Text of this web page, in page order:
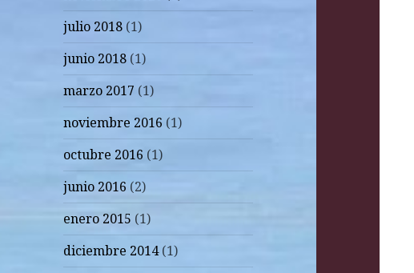
julio 2018 (1)
junio 2018 (1)
marzo 2017 (1)
noviembre 2016 (1)
octubre 2016 (1)
junio 2016 (2)
enero 2015 (1)
diciembre 2014(1)